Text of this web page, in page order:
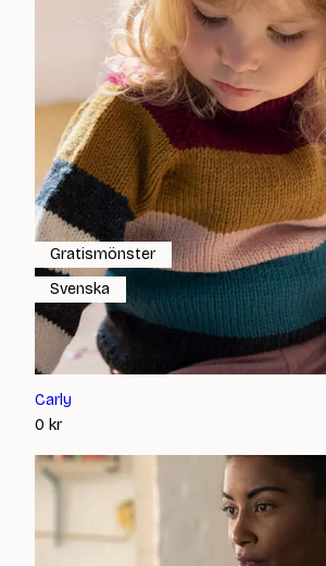
Carly
0 kr
Gratismönster
Svenska